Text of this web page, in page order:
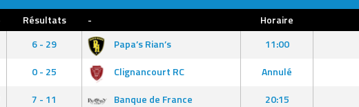
Résultats - Horaire
6 - 29 Papa’s Rian’s 11:00
0 - 25 Clignancourt RC Annulé
7 - 11 Banque de France 20:15